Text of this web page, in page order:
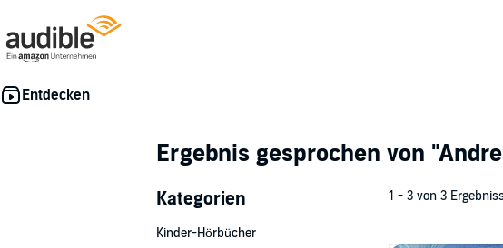
Ergebnis gesprochen von
Kategorien
Kinder-Hörbücher
1 - 3 von 3